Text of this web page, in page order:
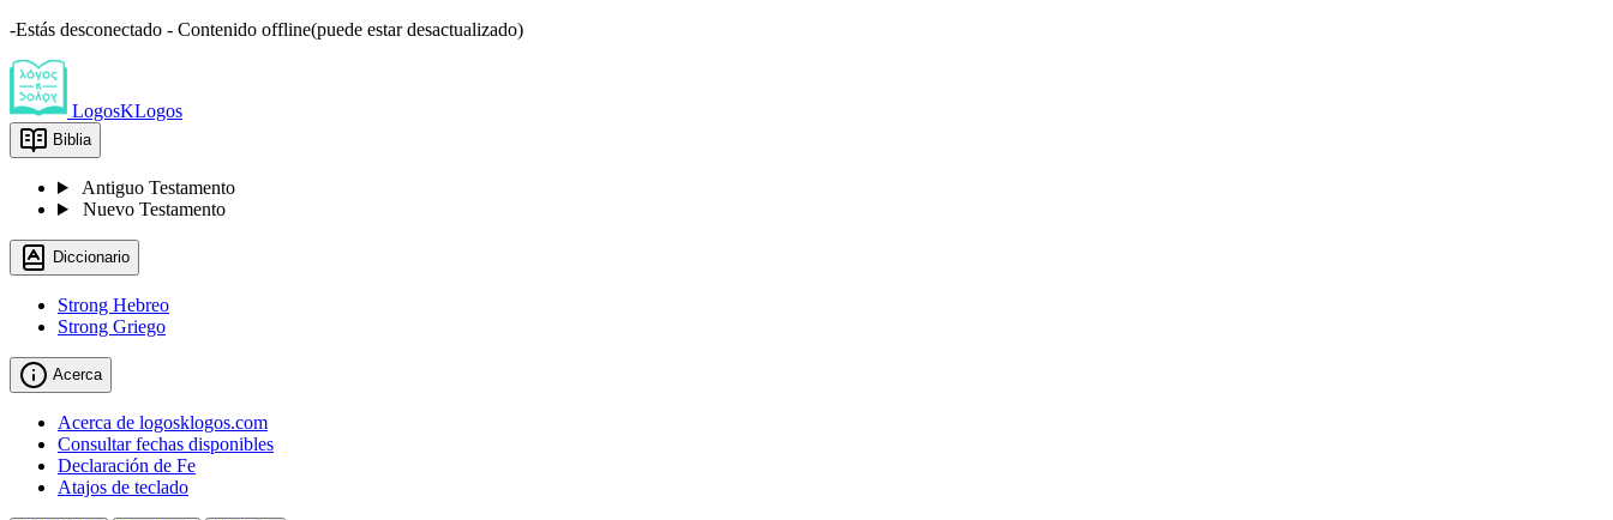
-Estás desconectado - Contenido offline(puede estar desactualizado)
LogosKLogos
Biblia
Antiguo Testamento
Nuevo Testamento
Diccionario
Strong Hebreo
Strong Griego
Acerca
Acerca de logosklogos.com
Consultar fechas disponibles
Declaración de Fe
Atajos de teclado